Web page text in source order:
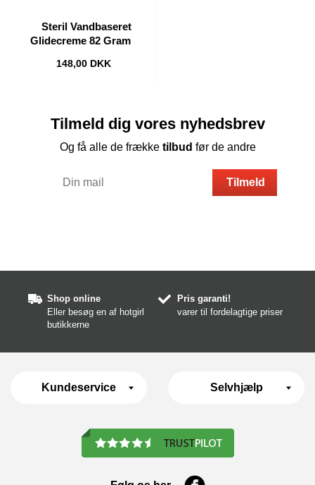
Steril Vandbaseret
Glidecreme 82 Gram
148,00 DKK
Tilmeld dig vores nyhedsbrev
Og få alle de frække tilbud før de andre
Shop online
Eller besøg en af hotgirl
butikkerne
Pris garanti!
varer til fordelagtige priser
Kundeservice Selvhjælp